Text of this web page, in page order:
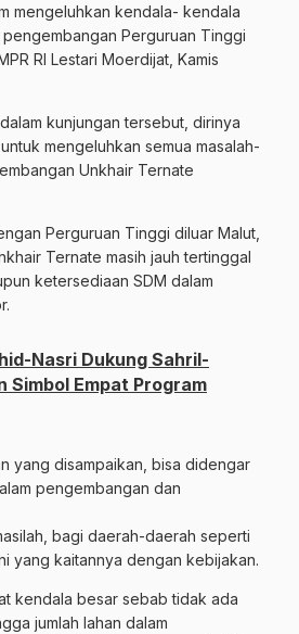
mengeluhkan kendala- kendala
Perguruan Tinggi
RI Lestari Moerdijat, Kamis
kunjungan tersebut, dirinya
mengeluhkan semua masalah-
Unkhair Ternate
Perguruan Tinggi diluar Malut,
Ternate masih jauh tertinggal
ketersediaan SDM dalam
Nasri Dukung Sahril-
Simbol Empat Program
yang disampaikan, bisa didengar
pengembangan dan
bagi daerah-daerah seperti
yang kaitannya dengan kebijakan.
kendala besar sebab tidak ada
jumlah lahan dalam